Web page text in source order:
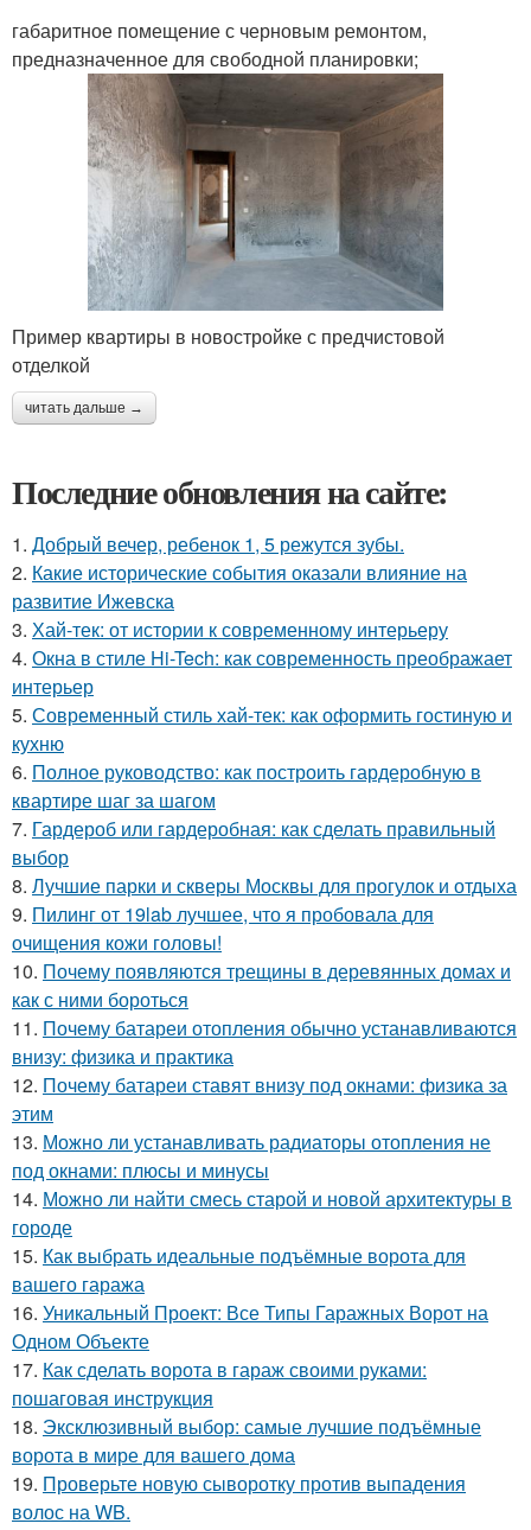
габаритное помещение с черновым ремонтом,
предназначенное для свободной планировки;
Пример квартиры в новостройке с предчистовой
отделкой
читать дальше →
Последние обновления на сайте:
1. Добрый вечер, ребенок 1, 5 режутся зубы.
2. Какие исторические события оказали влияние на
развитие Ижевска
3. Хай-тек: от истории к современному интерьеру
4. Окна в стиле Hi-Tech: как современность преображает
интерьер
5. Современный стиль хай-тек: как оформить гостиную и
кухню
6. Полное руководство: как построить гардеробную в
квартире шаг за шагом
7. Гардероб или гардеробная: как сделать правильный
выбор
8. Лучшие парки и скверы Москвы для прогулок и отдыха
9. Пилинг от 19lab лучшее, что я пробовала для
очищения кожи головы!
10. Почему появляются трещины в деревянных домах и
как с ними бороться
11. Почему батареи отопления обычно устанавливаются
внизу: физика и практика
12. Почему батареи ставят внизу под окнами: физика за
этим
13. Можно ли устанавливать радиаторы отопления не
под окнами: плюсы и минусы
14. Можно ли найти смесь старой и новой архитектуры в
городе
15. Как выбрать идеальные подъёмные ворота для
вашего гаража
16. Уникальный Проект: Все Типы Гаражных Ворот на
Одном Объекте
17. Как сделать ворота в гараж своими руками:
пошаговая инструкция
18. Эксклюзивный выбор: самые лучшие подъёмные
ворота в мире для вашего дома
19. Проверьте новую сыворотку против выпадения
волос на WB.